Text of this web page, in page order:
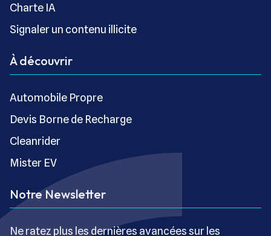
Charte IA
Signaler un contenu illicite
À découvrir
Automobile Propre
Devis Borne de Recharge
Cleanrider
Mister EV
Notre Newsletter
Ne ratez plus les dernières avancées sur les